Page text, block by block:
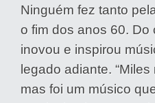
Ninguém fez tanto
o fim dos anos 60. Do
inovou e inspirou
legado adiante.
mas foi um músico